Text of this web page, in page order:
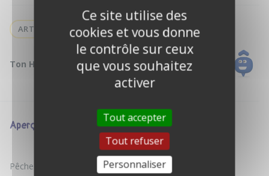
ART
Ton Hôte : Bertrand P.
Aperçu
Ce site utilise des
cookies et vous donne
le contrôle sur ceux
que vous souhaitez
activer
Tout accepter
Tout refuser
Personnaliser